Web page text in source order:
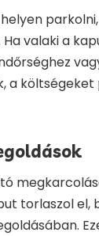
valaki a
torlaszol